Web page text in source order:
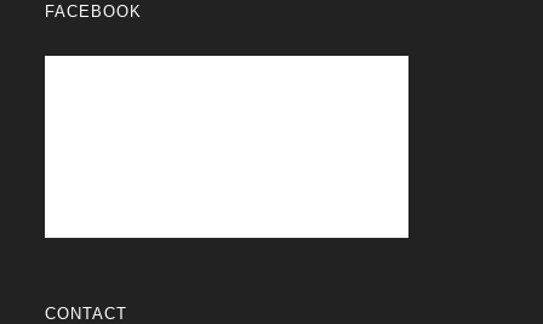
FACEBOOK
CONTACT